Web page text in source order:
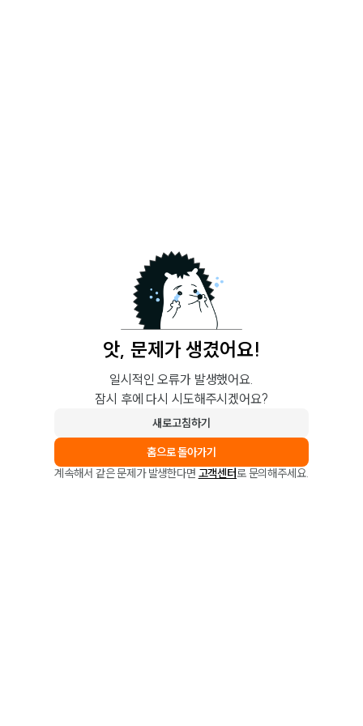
앗, 문제가 생겼어요!
일시적인 오류가 발생했어요.
잠시 후에 다시 시도해주시겠어요?
새로고침하기
홈으로 돌아가기
계속해서 같은 문제가 발생한다면 고객센터로 문의해주세요.